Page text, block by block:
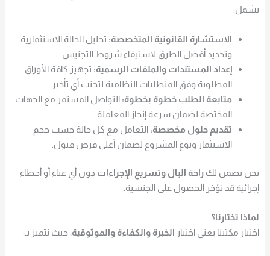
تشمل:
الاستشارة القانونية المتخصصة: تحليل الحالة الاستثمارية
وتحديد أفضل الطرق لاستيفاء شروط التجنيس.
إعداد المستندات والملفات الرسمية: تجهيز كافة الأوراق
المطلوبة وفق المتطلبات النظامية لتجنب أي تأخير.
متابعة الطلب خطوة بخطوة: التواصل المستمر مع الجهات
المختصة لضمان سرعة إنجاز المعاملة.
تقديم حلول مخصصة: التعامل مع كل حالة حسب حجم
الاستثمار ونوع المشروع لضمان أعلى فرص قبول.
نحن نضمن لكراحة البال وتسريع الإجراءات دون أي عناء أو أخطاء
إجرائية قد تؤخر الحصول على الجنسية.
لماذا تختارنا؟
اختيار مكتبنا يعني اختيار الخبرة والكفاءة والموثوقية، حيث نتميز بـ: